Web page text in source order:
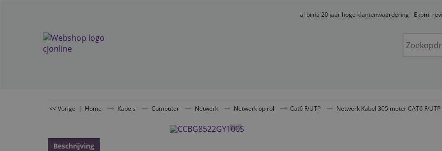
al bijna 20 jaar hoge klantenwaardering - Ekomi
<< Vorige | Home Kabels Computer Netwerk Netwerk op rol Cat6 F/UTP Netwerk Kabel 305 meter CAT6 F/UTP
Beschrijving